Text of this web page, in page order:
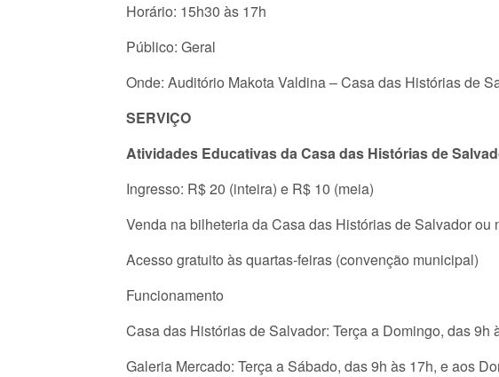
Horário: 15h30 às 17h
Público: Geral
Onde: Auditório Makota Valdina – Casa das Histórias de
SERVIÇO
Atividades Educativas da Casa das Histórias de
Ingresso: R$ 20 (inteira) e R$ 10 (meia)
Venda na bilheteria da Casa das Histórias de Salvador ou
Acesso gratuito às quartas-feiras (convenção municipal)
Funcionamento
Casa das Histórias de Salvador: Terça a Domingo, das 9h
Galeria Mercado: Terça a Sábado, das 9h às 17h, e aos